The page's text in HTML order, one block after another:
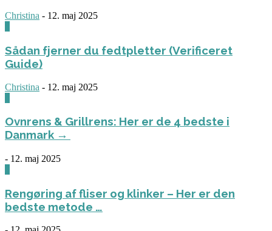
Christina - 12. maj 2025
Sådan fjerner du fedtpletter (Verificeret
Guide)
Christina - 12. maj 2025
Ovnrens & Grillrens: Her er de 4 bedste i
Danmark →
- 12. maj 2025
Rengøring af fliser og klinker – Her er den
bedste metode …